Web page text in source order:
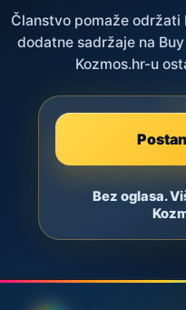
Članstvo pomaže održati
dodatne sadržaje na
Kozmos.hr-u
Bez oglasa.